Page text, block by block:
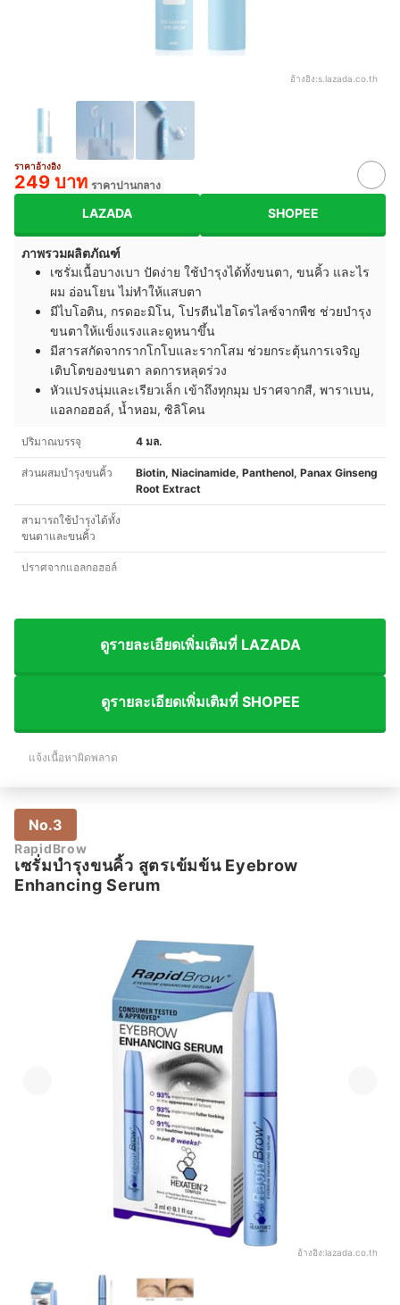
อ้างอิง:s.lazada.co.th
ราคาอ้างอิง
249 บาท ราคาปานกลาง
LAZADA SHOPEE
ภาพรวมผลิตภัณฑ์
เซรั่มเนื้อบางเบา ปัดง่าย ใช้บำรุงได้ทั้งขนตา, ขนคิ้ว และไร
ผม อ่อนโยน ไม่ทำให้แสบตา
มีไบโอติน, กรดอะมิโน, โปรตีนไฮโดรไลซ์จากพืช ช่วยบำรุง
ขนตาให้แข็งแรงและดูหนาขึ้น
มีสารสกัดจากรากโกโบและรากโสม ช่วยกระตุ้นการเจริญ
เติบโตของขนตา ลดการหลุดร่วง
หัวแปรงนุ่มและเรียวเล็ก เข้าถึงทุกมุม ปราศจากสี, พาราเบน,
แอลกอฮอล์, น้ำหอม, ซิลิโคน
ปริมาณบรรจุ 4 มล.
ส่วนผสมบำรุงขนคิ้ว
Biotin, Niacinamide, Panthenol, Panax Ginseng
Root Extract
สามารถใช้บำรุงได้ทั้ง
ขนตาและขนคิ้ว
ปราศจากแอลกอฮอล์
ดูรายละเอียดเพิ่มเติมที่ LAZADA
ดูรายละเอียดเพิ่มเติมที่ SHOPEE
แจ้งเนื้อหาผิดพลาด
No.3
RapidBrow
เซรั่มบำรุงขนคิ้ว สูตรเข้มข้น Eyebrow
Enhancing Serum
อ้างอิง:lazada.co.th